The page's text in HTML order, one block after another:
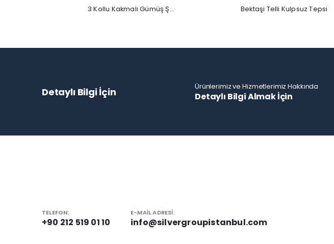
3 Kollu Kakmalı Gümüş Şamdan Bektaşi Telli Kulpsuz Tepsi
Detaylı Bilgi İçin Ürünlerimiz ve Hizmetlerimiz Hakkında
Detaylı Bilgi Almak İçin
TELEFON:
+90 212 519 01 10
E-MAIL ADRESI:
info@silvergroupistanbul.com